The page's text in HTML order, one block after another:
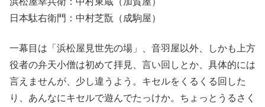
日本駄右衛門：中村芝翫（成駒屋）
一幕目は「浜松屋見世先の場」、音羽屋以外、しかも上方
役者の弁天小僧は初めて拝見、言い回しとか、具体的には
言えませんが、少し違うよう。キセルをくるくる回した
り、あんなにキセルで遊んでたっけか。ちょっとうるさく